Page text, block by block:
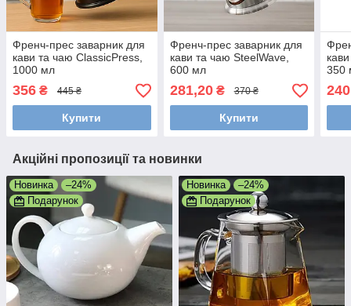
Френч-прес заварник для
кави та чаю ClassicPress,
1000 мл
356 ₴ 445 ₴
Купити
Френч-прес заварник для
кави та чаю SteelWave,
600 мл
281,20₴ 370 ₴
Купити
350
240
Акційні пропозиції та новинки
Новинка
–24%
Подарунок
Новинка
–24%
Подарунок